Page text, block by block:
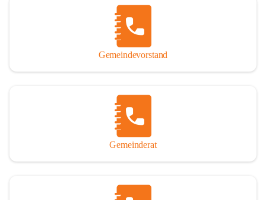
So darf ich Sie zu einer interessanten, vergnüglichen und
manchmal auch nachdenklich machenden Zeitreise durch die
Jahrhunderte, ja Jahrtausende alte Geschichte von der Steinzeit
einladen.
Gemeindevorstand
Gemeinderat